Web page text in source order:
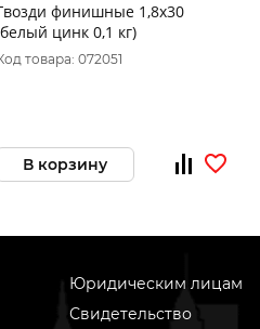
финишные 1,8x30
цинк 0,1 кг)
товара: 072051
В корзину
Юридическим лицам
Свидетельство